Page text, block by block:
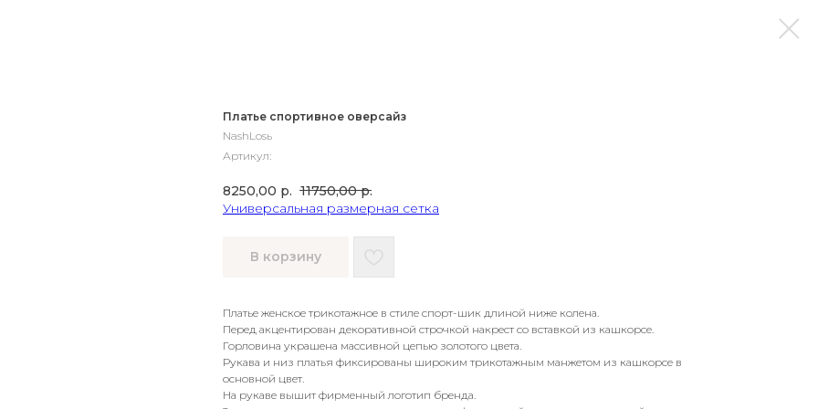
Платье спортивное оверсайз
NashLosь
Артикул:
8250,00 р. 11750,00 р.
Универсальная размерная сетка
В корзину
Платье женское трикотажное в стиле спорт-шик длиной ниже колена.
Перед акцентирован декоративной строчкой накрест со вставкой из кашкорсе.
Горловина украшена массивной цепью золотого цвета.
Рукава и низ платья фиксированы широким трикотажным манжетом из кашкорсе в
основной цвет.
На рукаве вышит фирменный логотип бренда.